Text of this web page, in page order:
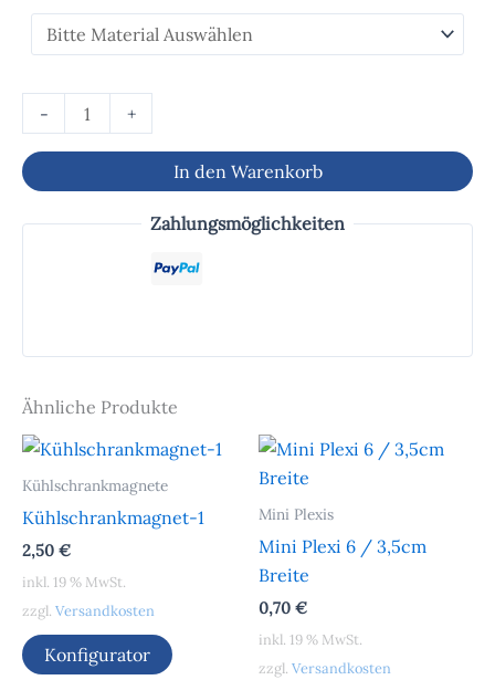
- +
In den Warenkorb
Zahlungsmöglichkeiten
Ähnliche Produkte
Kühlschrankmagnete
Kühlschrankmagnet-1
2,50 €
inkl. 19 % MwSt.
zzgl. Versandkosten
Konfigurator
Mini Plexis
Mini Plexi 6 / 3,5cm
Breite
0,70 €
inkl. 19 % MwSt.
zzgl. Versandkosten